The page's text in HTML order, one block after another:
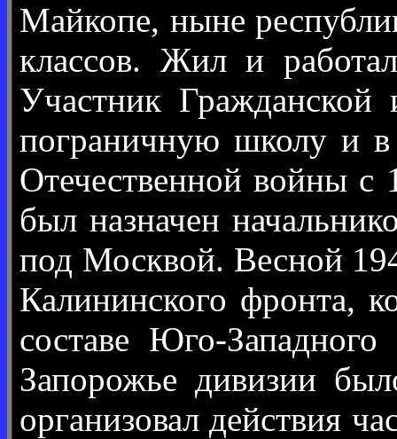
Майкопе, ныне
классов. Жил и
Участник
пограничную школу и
Отечественной войны с
был назначен
под Москвой. Весной
Калининского фронта,
составе Юго-
Запорожье дивизии
организовал действия